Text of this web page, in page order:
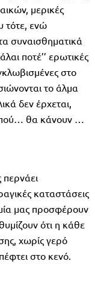
μερικές
τότε, ενώ
συναισθηματικά
ποτέ’’ ερωτικές
στο
το άλμα
δεν έρχεται,
θα κάνουν …
καταστάσεις
μας προσφέρουν
ότι η κάθε
χωρίς γερό
στο κενό.